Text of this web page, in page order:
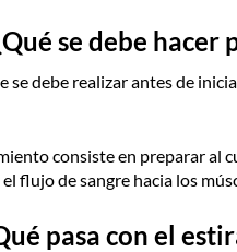
se debe hacer
se debe realizar antes de
consiste en preparar al
flujo de sangre hacia los
pasa con el